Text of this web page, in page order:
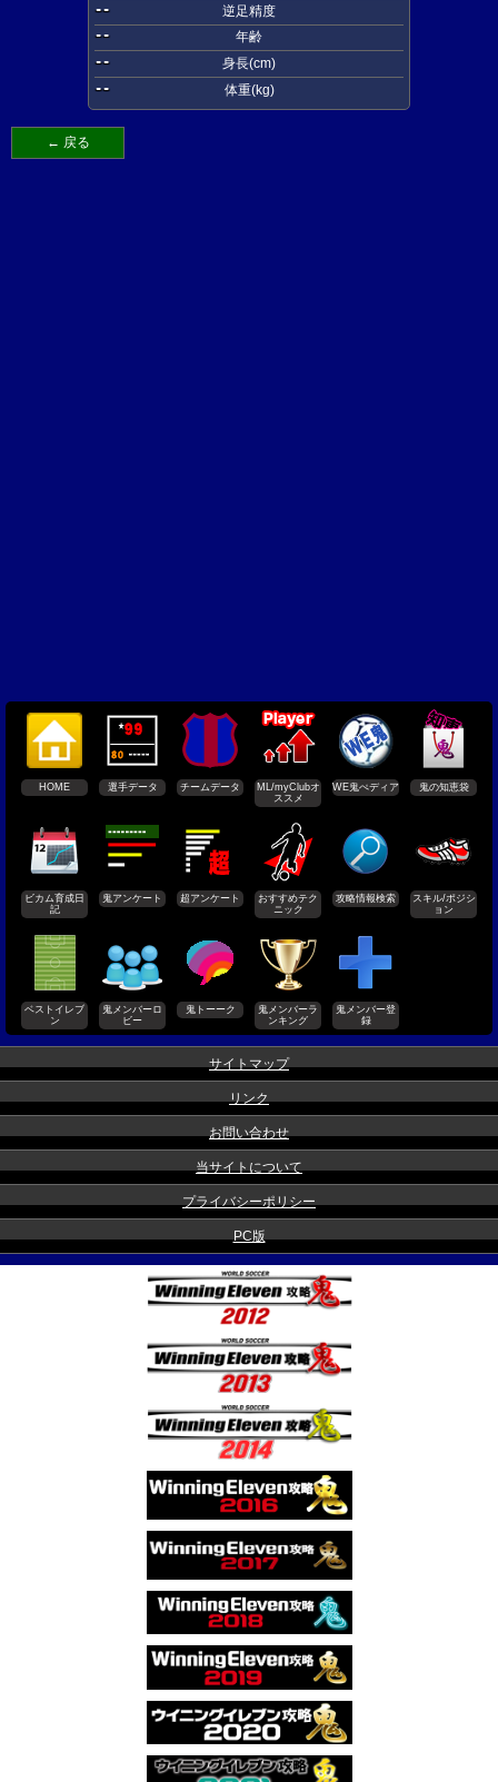
--
逆足精度
--
年齢
--
身長(cm)
--
体重(kg)
← 戻る
HOME 選手データ チームデータ
ML/myClubオ
ススメ
WE鬼ぺディア 鬼の知恵袋
ビカム育成日
記
鬼アンケート 超アンケート
おすすめテク
ニック
攻略情報検索
スキル/ポジシ
ョン
ベストイレブ
ン
鬼メンバーロ
ビー
鬼トーーク
鬼メンバーラ
ンキング
鬼メンバー登
録
サイトマップ
リンク
お問い合わせ
当サイトについて
プライバシーポリシー
PC版